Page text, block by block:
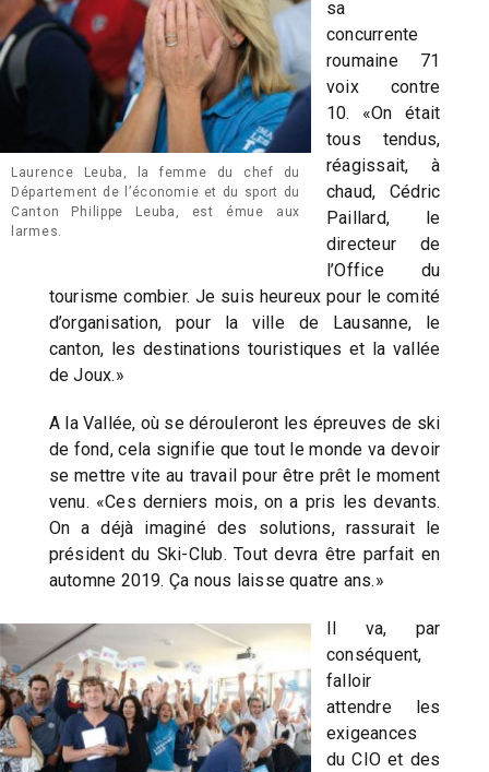
Laurence Leuba, la femme du chef du
Département de l’économie et du sport du
Canton Philippe Leuba, est émue aux
larmes.
sa
concurrente
roumaine 71
voix contre
10. «On était
tous tendus,
réagissait, à
chaud, Cédric
Paillard, le
directeur de
l’Office du
tourisme combier. Je suis heureux pour le comité
d’organisation, pour la ville de Lausanne, le
canton, les destinations touristiques et la vallée
de Joux.»
A la Vallée, où se dérouleront les épreuves de ski
de fond, cela signifie que tout le monde va devoir
se mettre vite au travail pour être prêt le moment
venu. «Ces derniers mois, on a pris les devants.
On a déjà imaginé des solutions, rassurait le
président du Ski-Club. Tout devra être parfait en
automne 2019. Ça nous laisse quatre ans.»
Il va, par
conséquent,
falloir
attendre les
exigeances
du CIO et des